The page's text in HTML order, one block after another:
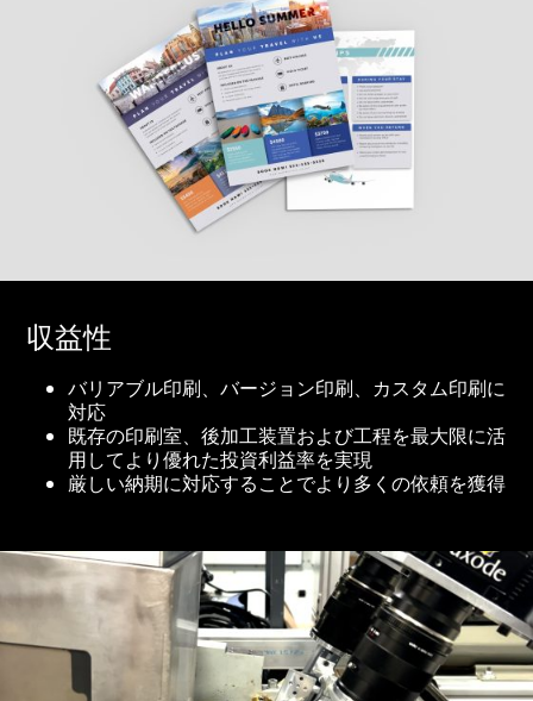
収益性
バリアブル印刷、バージョン印刷、カスタム印刷に
対応
既存の印刷室、後加工装置および工程を最大限に活
用してより優れた投資利益率を実現
厳しい納期に対応することでより多くの依頼を獲得